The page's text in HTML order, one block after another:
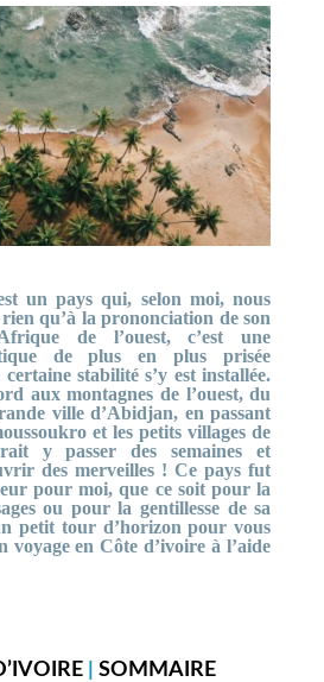
un pays qui, selon moi, nous
qu’à la prononciation de son
de l’ouest, c’est une
de plus en plus prisée
stabilité s’y est installée.
aux montagnes de l’ouest, du
ville d’Abidjan, en passant
et les petits villages de
y passer des semaines et
des merveilles ! Ce pays fut
pour moi, que ce soit pour la
ou pour la gentillesse de sa
petit tour d’horizon pour vous
en Côte d’ivoire à l’aide
SOMMAIRE